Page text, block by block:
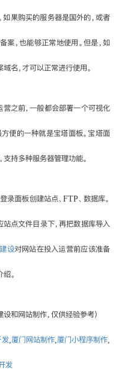
如果购买的服务器是国外的，或者
案，也能够正常地使用。但是，如
名，才可以正常进行使用。
营之前，一般都会部署一个可视化
方便的一种就是宝塔面板。宝塔面
持多种服务器管理功能。
录面板创建站点、FTP、数据库。
点文件目录下，再把数据库导入
设对网站在投入运营前应该准备
。
和网站制作，仅供经验参考）
发, 厦门网站制作, 厦门小程序制作
发